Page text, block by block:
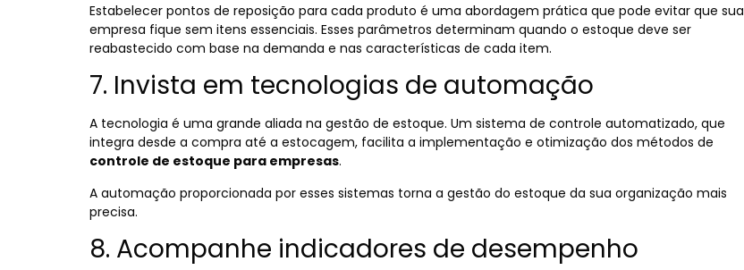
Estabelecer pontos de reposição para cada produto é uma abordagem prática que pode evitar que sua
empresa fique sem itens essenciais. Esses parâmetros determinam quando o estoque deve ser
reabastecido com base na demanda e nas características de cada item.
7. Invista em tecnologias de automação
A tecnologia é uma grande aliada na gestão de estoque. Um sistema de controle automatizado, que
integra desde a compra até a estocagem, facilita a implementação e otimização dos métodos de
controle de estoque para empresas.
A automação proporcionada por esses sistemas torna a gestão do estoque da sua organização mais
precisa.
8. Acompanhe indicadores de desempenho